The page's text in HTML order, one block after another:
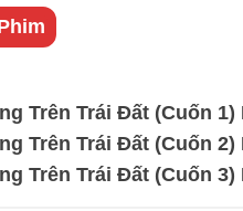
Trên Trái Đất (Cuốn
Trên Trái Đất (Cuốn
Trên Trái Đất (Cuốn